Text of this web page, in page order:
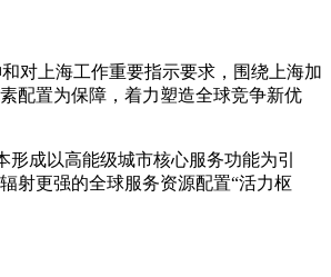
对上海工作重要指示要求，围绕上海加
配置为保障，着力塑造全球竞争新优
成以高能级城市核心服务功能为引
射更强的全球服务资源配置“活力枢